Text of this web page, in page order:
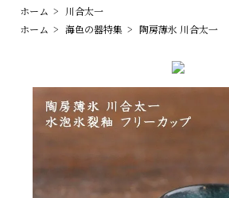
ホーム > 川合太一
ホーム > 海色の器特集 > 陶房薄氷 川合太一